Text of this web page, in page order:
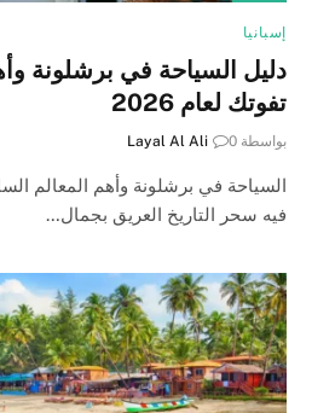
إسبانيا
دليل السياحة في برشلونة
تفوتك لعام 2026
بواسطة Layal Al Ali 0
السياحة في برشلونة وأهم المعالم
فيه سحر التاريخ العريق بجمال…